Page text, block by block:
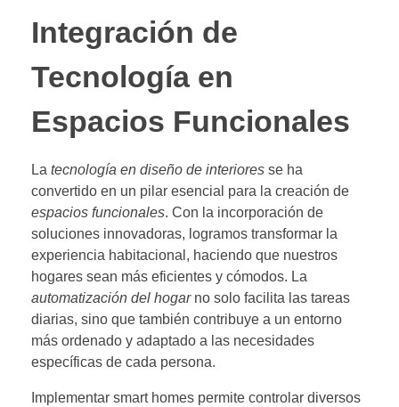
Integración de
Tecnología en
Espacios Funcionales
La tecnología en diseño de interiores se ha
convertido en un pilar esencial para la creación de
espacios funcionales. Con la incorporación de
soluciones innovadoras, logramos transformar la
experiencia habitacional, haciendo que nuestros
hogares sean más eficientes y cómodos. La
automatización del hogarno solo facilita las tareas
diarias, sino que también contribuye a un entorno
más ordenado y adaptado a las necesidades
específicas de cada persona.
Implementar smart homes permite controlar diversos